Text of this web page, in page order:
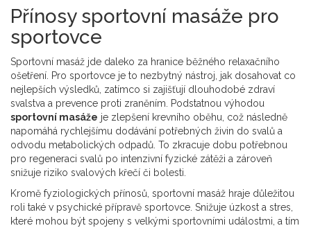
Přínosy sportovní masáže pro
sportovce
Sportovní masáž jde daleko za hranice běžného relaxačního
ošetření. Pro sportovce je to nezbytný nástroj, jak dosahovat co
nejlepších výsledků, zatímco si zajišťují dlouhodobé zdraví
svalstva a prevence proti zraněním. Podstatnou výhodou
sportovní masáže je zlepšení krevního oběhu, což následně
napomáhá rychlejšímu dodávání potřebných živin do svalů a
odvodu metabolických odpadů. To zkracuje dobu potřebnou
pro regeneraci svalů po intenzivní fyzické zátěži a zároveň
snižuje riziko svalových křečí či bolesti.
Kromě fyziologických přínosů, sportovní masáž hraje důležitou
roli také v psychické přípravě sportovce. Snižuje úzkost a stres,
které mohou být spojeny s velkými sportovními událostmi, a tím